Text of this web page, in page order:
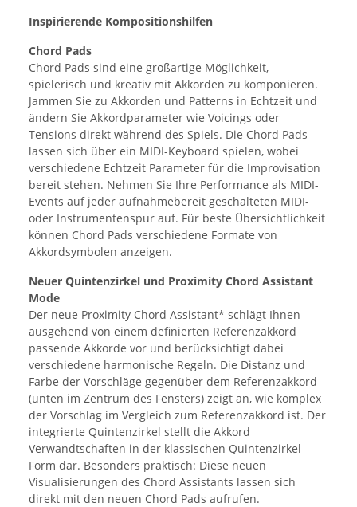
Inspirierende Kompositionshilfen
Chord Pads
Chord Pads sind eine großartige Möglichkeit,
spielerisch und kreativ mit Akkorden zu komponieren.
Jammen Sie zu Akkorden und Patterns in Echtzeit und
ändern Sie Akkordparameter wie Voicings oder
Tensions direkt während des Spiels. Die Chord Pads
lassen sich über ein MIDI-Keyboard spielen, wobei
verschiedene Echtzeit Parameter für die Improvisation
bereit stehen. Nehmen Sie Ihre Performance als MIDI-
Events auf jeder aufnahmebereit geschalteten MIDI-
oder Instrumentenspur auf. Für beste Übersichtlichkeit
können Chord Pads verschiedene Formate von
Akkordsymbolen anzeigen.
Neuer Quintenzirkel und Proximity Chord Assistant
Mode
Der neue Proximity Chord Assistant* schlägt Ihnen
ausgehend von einem definierten Referenzakkord
passende Akkorde vor und berücksichtigt dabei
verschiedene harmonische Regeln. Die Distanz und
Farbe der Vorschläge gegenüber dem Referenzakkord
(unten im Zentrum des Fensters) zeigt an, wie komplex
der Vorschlag im Vergleich zum Referenzakkord ist. Der
integrierte Quintenzirkel stellt die Akkord
Verwandtschaften in der klassischen Quintenzirkel
Form dar. Besonders praktisch: Diese neuen
Visualisierungen des Chord Assistants lassen sich
direkt mit den neuen Chord Pads aufrufen.